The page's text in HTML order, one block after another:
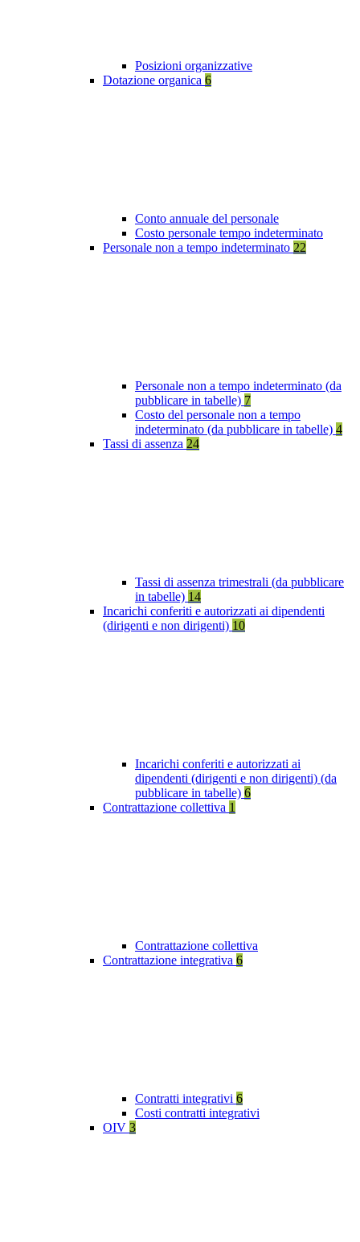
Posizioni organizzative
Dotazione organica 6
Conto annuale del personale
Costo personale tempo indeterminato
Personale non a tempo indeterminato 22
Personale non a tempo indeterminato (da
pubblicare in tabelle) 7
Costo del personale non a tempo
indeterminato (da pubblicare in tabelle) 4
Tassi di assenza 24
Tassi di assenza trimestrali (da pubblicare
in tabelle) 14
Incarichi conferiti e autorizzati ai dipendenti
(dirigenti e non dirigenti) 10
Incarichi conferiti e autorizzati ai
dipendenti (dirigenti e non dirigenti) (da
pubblicare in tabelle) 6
Contrattazione collettiva 1
Contrattazione collettiva
Contrattazione integrativa 6
Contratti integrativi 6
Costi contratti integrativi
OIV 3